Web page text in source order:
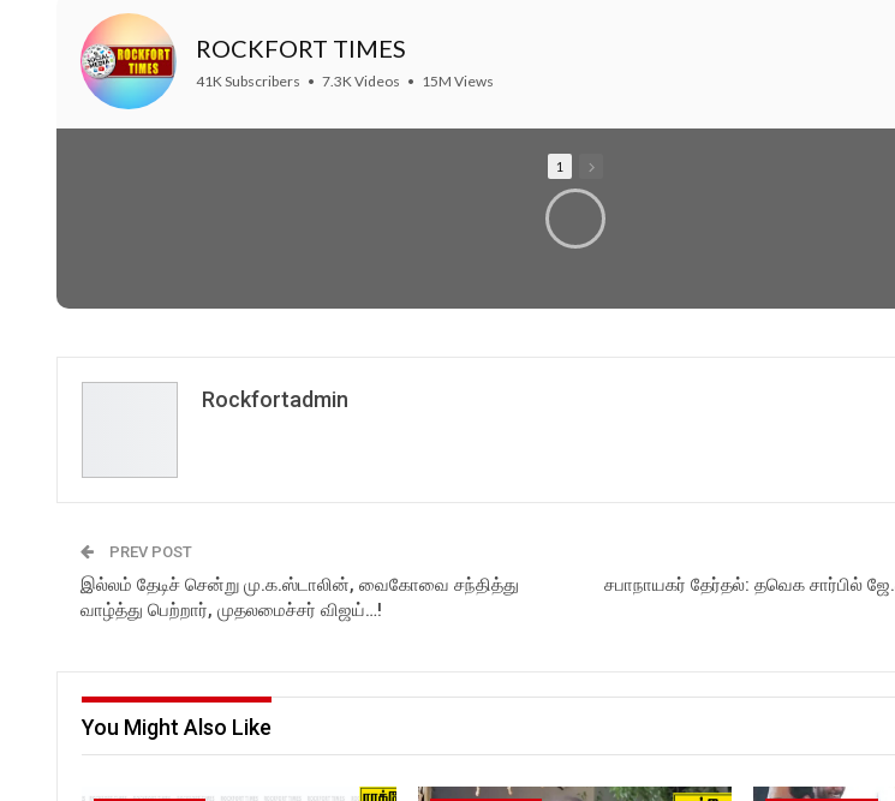
ROCKFORT TIMES
41K Subscribers • 7.3K Videos • 15M Views
1
Rockfortadmin
PREV POST
இல்லம் தேடிச் சென்று மு.க.ஸ்டாலின், வைகோவை சந்தித்து
வாழ்த்து பெற்றார், முதலமைச்சர் விஜய்…!
சபாநாயகர் தேர்தல்: தவெக சார்பில்
You Might Also Like